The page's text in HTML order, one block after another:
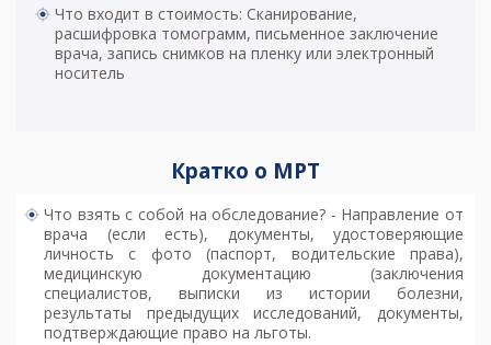
Что входит в стоимость: Сканирование,
расшифровка томограмм, письменное заключение
врача, запись снимков на пленку или электронный
носитель
Кратко о МРТ
Что взять с собой на обследование? - Направление от
врача (если есть), документы, удостоверяющие
личность с фото (паспорт, водительские права),
медицинскую документацию (заключения
специалистов, выписки из истории болезни,
результаты предыдущих исследований, документы,
подтверждающие право на льготы.